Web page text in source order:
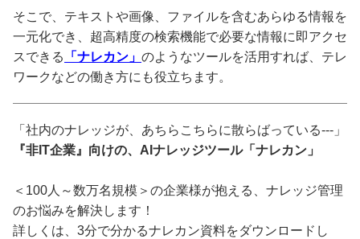
そこで、テキストや画像、ファイルを含むあらゆる情報を
一元化でき、超高精度の検索機能で必要な情報に即アクセ
スできる
「ナレカン」 のようなツールを活用すれば、テレ
ワークなどの働き方にも役立ちます。
「社内のナレッジが、あちらこちらに散らばっている---」
『非IT企業』向けの、AIナレッジツール「ナレカン」
＜100人～数万名規模＞の企業様が抱える、ナレッジ管理
のお悩みを解決します！
詳しくは、3分で分かるナレカン資料をダウンロードし